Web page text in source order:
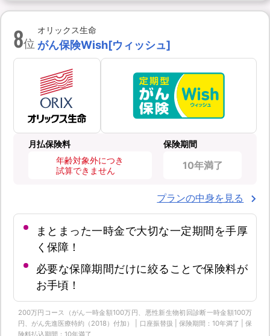
8位
オリックス生命
がん保険Wish[ウィッシュ]
月払保険料
年齢対象外につき
試算できません
保険期間
10年満了
プランの中身を見る
まとまった一時金で大切な一定期間を手厚
く保障！
必要な保障期間だけに絞ることで保険料が
お手頃！
200万円コース（がん一時金額100万円、悪性新生物初回診断一時金額100万
円、がん先進医療特約（2018）付加） | 口座振替扱 | 保険期間：10年満了 | 保